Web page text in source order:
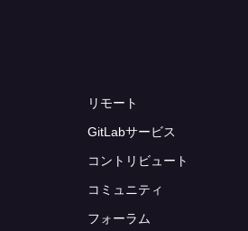
リモート
GitLabサービス
コントリビュート
コミュニティ
フォーラム